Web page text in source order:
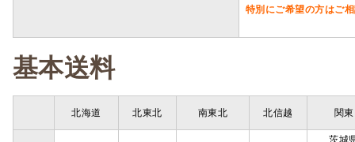
特別にご希望の方はご
基本送料
北海道 北東北 南東北 北信越 関東
茨城